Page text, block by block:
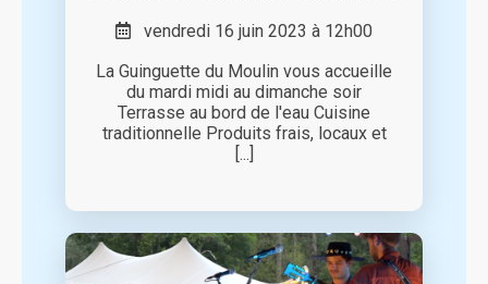
vendredi 16 juin 2023 à 12h00
La Guinguette du Moulin vous accueille
du mardi midi au dimanche soir
Terrasse au bord de l'eau Cuisine
traditionnelle Produits frais, locaux et
[...]